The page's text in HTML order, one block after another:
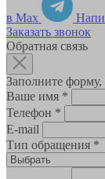
в Max
Заказать звонок
Обратная связь
Заполните
Ваше имя *
Телефон *
E-mail
Тип обращения *